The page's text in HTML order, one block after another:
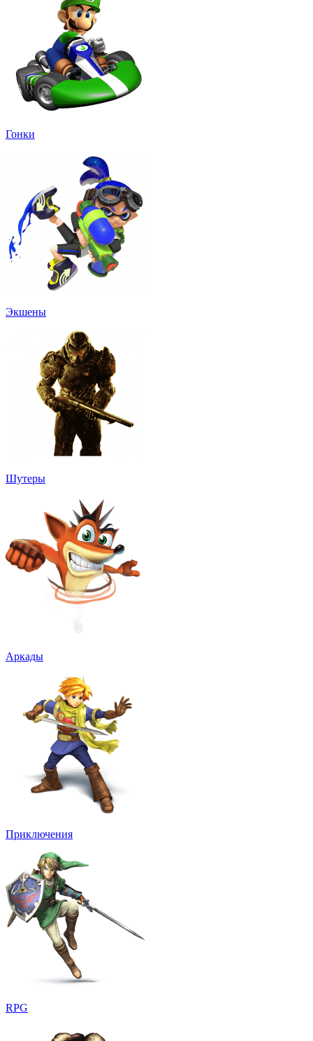
Гонки
Экшены
Шутеры
Аркады
Приключения
RPG